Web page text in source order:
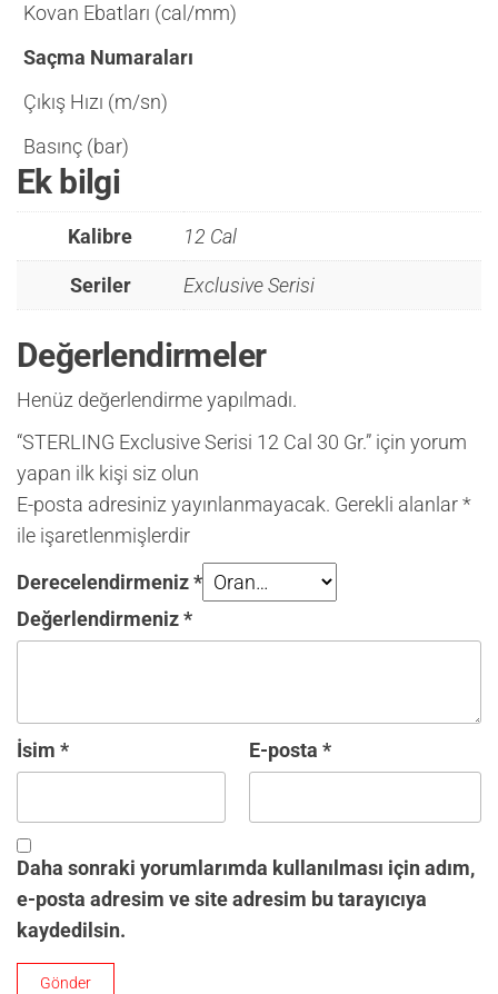
Kovan Ebatları (cal/mm)
Saçma Numaraları
Çıkış Hızı (m/sn)
Basınç (bar)
Ek bilgi
Kalibre 12 Cal
Seriler Exclusive Serisi
Değerlendirmeler
Henüz değerlendirme yapılmadı.
“STERLING Exclusive Serisi 12 Cal 30 Gr.” için yorum
yapan ilk kişi siz olun
E-posta adresiniz yayınlanmayacak. Gerekli alanlar*
ile işaretlenmişlerdir
Derecelendirmeniz*
Değerlendirmeniz*
İsim * E-posta *
Daha sonraki yorumlarımda kullanılması için adım,
e-posta adresim ve site adresim bu tarayıcıya
kaydedilsin.